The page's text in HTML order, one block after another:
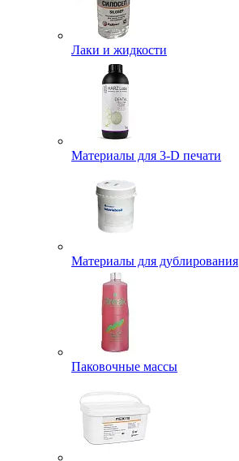
Лаки и жидкости
Материалы для 3-D печати
Материалы для дублирования
Паковочные массы